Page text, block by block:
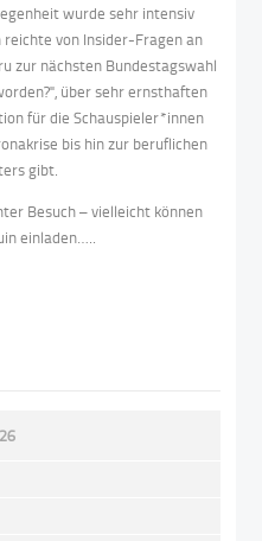
wurde sehr intensiv
von Insider-Fragen an
zur nächsten Bundestagswahl
über sehr ernsthaften
für die Schauspieler*innen
bis hin zur beruflichen
gibt.
Besuch – vielleicht können
einladen…..